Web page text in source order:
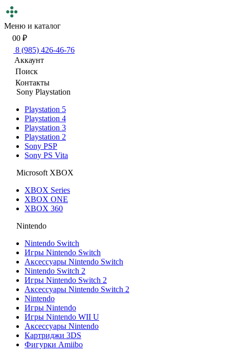
Меню и каталог
00 ₽
8 (985) 426-46-76
Аккаунт
Поиск
Контакты
Sony Playstation
Playstation 5
Playstation 4
Playstation 3
Playstation 2
Sony PSP
Sony PS Vita
Microsoft XBOX
XBOX Series
XBOX ONE
XBOX 360
Nintendo
Nintendo Switch
Игры Nintendo Switch
Аксессуары Nintendo Switch
Nintendo Switch 2
Игры Nintendo Switch 2
Аксессуары Nintendo Switch 2
Nintendo
Игры Nintendo
Игры Nintendo WII U
Аксессуары Nintendo
Картриджи 3DS
Фигурки Amiibo